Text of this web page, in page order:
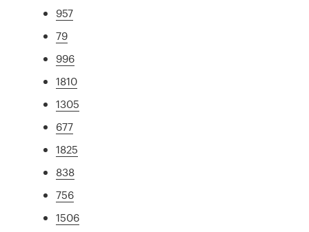
957
79
996
1810
1305
677
1825
838
756
1506